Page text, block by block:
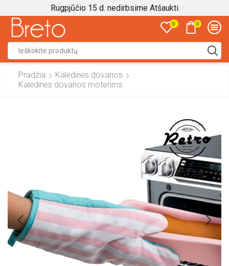
Rugpjūčio 15 d. nedirbsime Atšaukti
0 0
input
Pradžia
Kalėdinės dovanos
Kalėdinės dovanos moterims